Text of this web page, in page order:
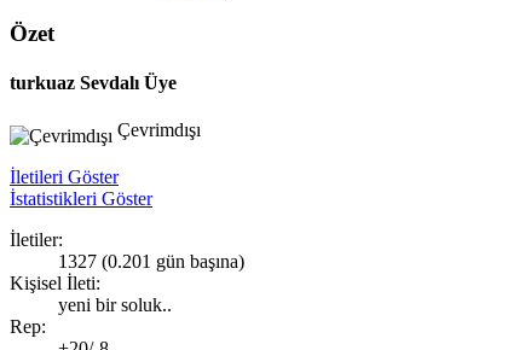
Özet
turkuaz Sevdalı Üye
Çevrimdışı
İletileri Göster
İstatistikleri Göster
İletiler:
1327 (0.201 gün başına)
Kişisel İleti:
yeni bir soluk..
Rep: